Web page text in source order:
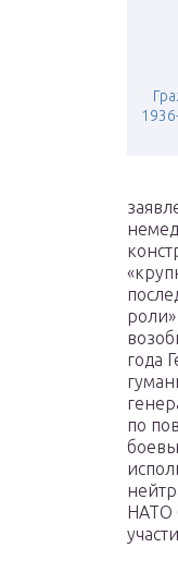
года
по
НАТО